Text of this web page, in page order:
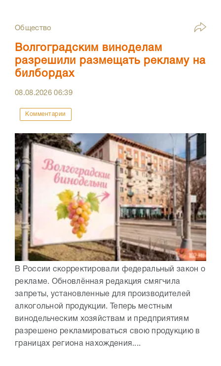
Общество
Волгоградским виноделам
разрешили размещать рекламу на
билбордах
08.08.202606:39
Комментарии
В России скорректировали федеральный закон о
рекламе. Обновлённая редакция смягчила
запреты, установленные для производителей
алкогольной продукции. Теперь местным
винодельческим хозяйствам и предприятиям
разрешено рекламироваться свою продукцию в
границах региона нахождения....